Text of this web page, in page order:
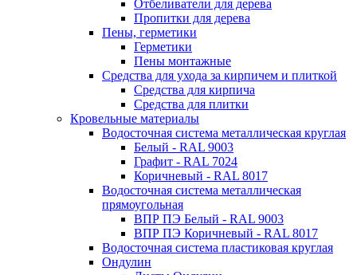
Отбеливатели для дерева
Пропитки для дерева
Пены, герметики
Герметики
Пены монтажные
Средства для ухода за кирпичем и плиткой
Средства для кирпича
Средства для плитки
Кровельные материалы
Водосточная система металлическая круглая
Белый - RAL 9003
Графит - RAL 7024
Коричневый - RAL 8017
Водосточная система металлическая
прямоугольная
ВПР ПЭ Белый - RAL 9003
ВПР ПЭ Коричневый - RAL 8017
Водосточная система пластиковая круглая
Ондулин